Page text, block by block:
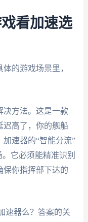
看加速选
的游戏场景里，
决方法。这是一款
迟高了，你的舰船
速器的“智能分流”
它必须能精准识别
保你指挥部下达的
速器么？答案的关